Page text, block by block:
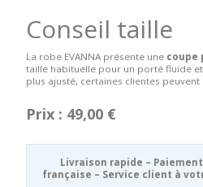
Conseil taille
La robe EVANNA présente une coupe
taille habituelle pour un porté fluide
plus ajusté, certaines clientes
Prix : 49,00 €
Livraison rapide –
française – Service client à